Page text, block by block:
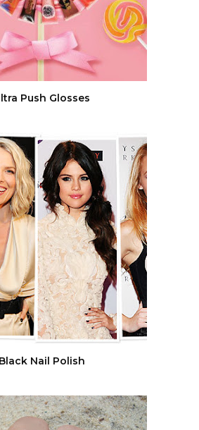
Push Glosses
Black Nail Polish